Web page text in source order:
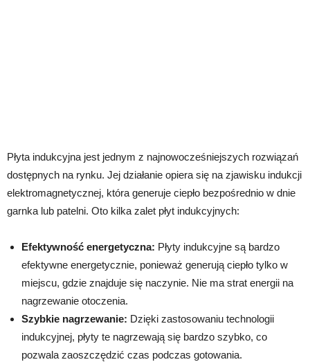
Płyta indukcyjna jest jednym z najnowocześniejszych rozwiązań
dostępnych na rynku. Jej działanie opiera się na zjawisku indukcji
elektromagnetycznej, która generuje ciepło bezpośrednio w dnie
garnka lub patelni. Oto kilka zalet płyt indukcyjnych:
Efektywność energetyczna: Płyty indukcyjne są bardzo
efektywne energetycznie, ponieważ generują ciepło tylko w
miejscu, gdzie znajduje się naczynie. Nie ma strat energii na
nagrzewanie otoczenia.
Szybkie nagrzewanie: Dzięki zastosowaniu technologii
indukcyjnej, płyty te nagrzewają się bardzo szybko, co
pozwala zaoszczędzić czas podczas gotowania.